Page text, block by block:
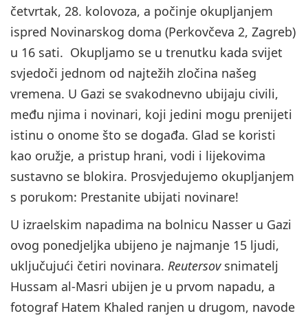
četvrtak, 28. kolovoza, a počinje okupljanjem
ispred Novinarskog doma (Perkovčeva 2, Zagreb)
u 16 sati. Okupljamo se u trenutku kada svijet
svjedoči jednom od najtežih zločina našeg
vremena. U Gazi se svakodnevno ubijaju civili,
među njima i novinari, koji jedini mogu prenijeti
istinu o onome što se događa. Glad se koristi
kao oružje, a pristup hrani, vodi i lijekovima
sustavno se blokira. Prosvjedujemo okupljanjem
s porukom: Prestanite ubijati novinare!
U izraelskim napadima na bolnicu Nasser u Gazi
ovog ponedjeljka ubijeno je najmanje 15 ljudi,
uključujući četiri novinara. Reutersovsnimatelj
Hussam al-Masri ubijen je u prvom napadu, a
fotograf Hatem Khaled ranjen u drugom, navode